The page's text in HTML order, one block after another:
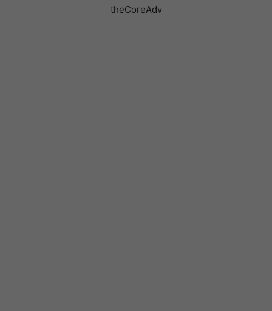
theCoreAdv